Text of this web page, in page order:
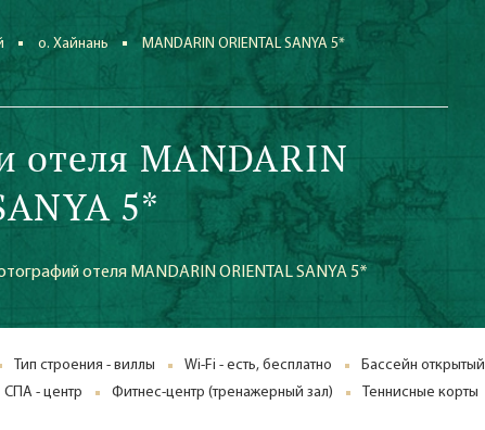
о. Хайнань
MANDARIN ORIENTAL SANYA 5*
отеля MANDARIN
5*
отеля MANDARIN ORIENTAL SANYA 5*
Тип строения - виллы Wi-Fi - есть, бесплатно
Бассейн открытый
СПА - центр Фитнес-центр (тренажерный зал) Теннисные корты